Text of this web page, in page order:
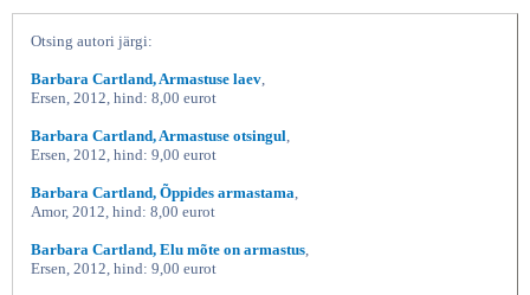
Otsing autori järgi:
Barbara Cartland, Armastuse laev
Ersen, 2012, hind: 8,00 eurot
Barbara Cartland, Armastuse otsingul
Ersen, 2012, hind: 9,00 eurot
Barbara Cartland, Õppides armastama
Amor, 2012, hind: 8,00 eurot
Barbara Cartland, Elu mõte on armastus
Ersen, 2012, hind: 9,00 eurot